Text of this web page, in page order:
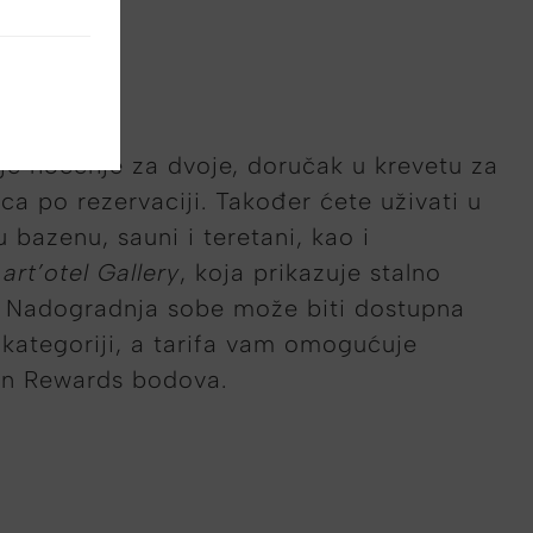
noćenje za dvoje, doručak u krevetu za
po rezervaciji. Također ćete uživati u
bazenu, sauni i teretani, kao i
art’otel Gallery, koja prikazuje stalno
sobe može biti dostupna
a tarifa vam omogućuje
Rewards bodova.